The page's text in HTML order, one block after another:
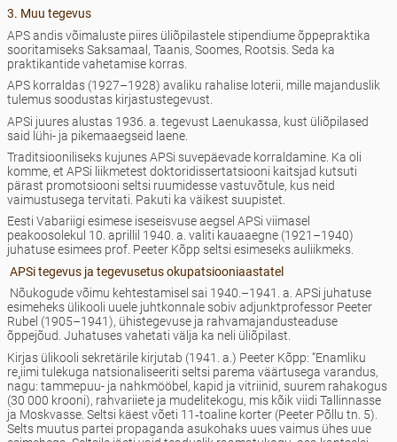
3. Muu tegevus
APS andis võimaluste piires üliõpilastele stipendiume õppepraktika
sooritamiseks Saksamaal, Taanis, Soomes, Rootsis. Seda ka
praktikantide vahetamise korras.
APS korraldas (1927–1928) avaliku rahalise loterii, mille majanduslik
tulemus soodustas kirjastustegevust.
APSi juures alustas 1936. a. tegevust Laenukassa, kust üliõpilased
said lühi- ja pikemaaegseid laene.
Traditsiooniliseks kujunes APSi suvepäevade korraldamine. Ka oli
komme, et APSi liikmetest doktoridissertatsiooni kaitsjad kutsuti
pärast promotsiooni seltsi ruumidesse vastuvõtule, kus neid
vaimustusega tervitati. Pakuti ka väikest suupistet.
Eesti Vabariigi esimese iseseisvuse aegsel APSi viimasel
peakoosolekul 10. aprillil 1940. a. valiti kaua­aegne (1921–1940)
juhatuse esimees prof. Peeter Kõpp seltsi esimeseks auliikmeks.
APSi tegevus ja tegevusetus okupatsiooniaastatel
Nõukogude võimu kehtestamisel sai 1940.–1941. a. APSi juhatuse
esimeheks ülikooli uuele juhtkonnale sobiv adjunktprofessor Peeter
Rubel (1905–1941), ühistegevuse ja rahvamajandusteaduse
õppejõud. Juhatuses vahetati välja ka neli üliõpilast.
Kirjas ülikooli sekretärile kirjutab (1941. a.) Peeter Kõpp: “Enamliku
re¸iimi tulekuga natsionaliseeriti seltsi parema väärtusega varandus,
nagu: tammepuu- ja nahkmööbel, kapid ja vitriinid, suurem rahakogus
(30 000 krooni), rahvariiete ja mudelitekogu, mis kõik viidi Tallinnasse
ja Moskvasse. Seltsi käest võeti 11‑toaline korter (Peeter Põllu tn. 5).
Selts muutus partei propaganda asukohaks uues vaimus ühes uue